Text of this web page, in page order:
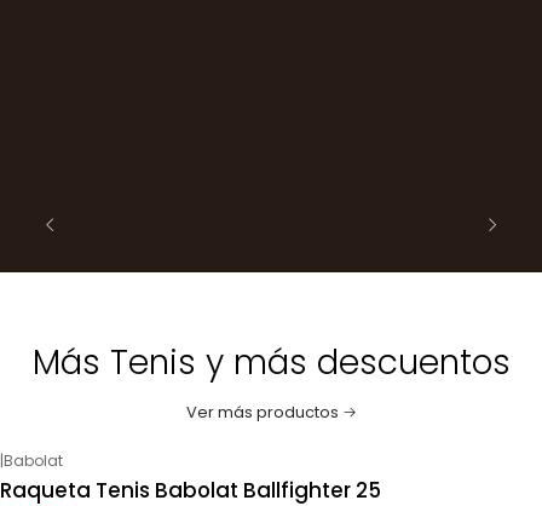
Más Tenis y más descuentos
Ver más productos
-30%OFF
|Babolat
Raqueta Tenis Babolat Ballfighter 25